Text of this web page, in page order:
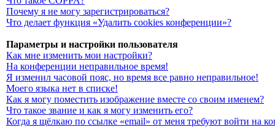
Почему я не могу зарегистрироваться?
Что делает функция «Удалить cookies конференции»?
Параметры и настройки пользователя
Как мне изменить мои настройки?
На конференции неправильное время!
Я изменил часовой пояс, но время все равно неправильное!
Моего языка нет в списке!
Как я могу поместить изображение вместе со своим именем?
Что такое звание и как я могу изменить его?
Когда я щёлкаю по ссылке «email» от меня требуют войти на